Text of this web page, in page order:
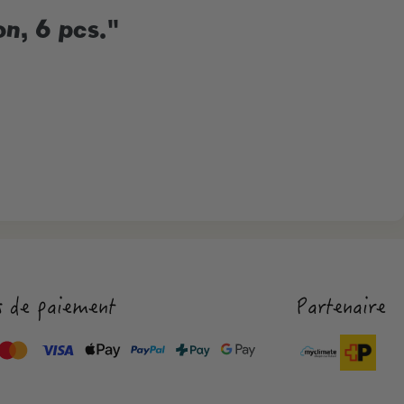
6 pcs."
de paiement Partenaire